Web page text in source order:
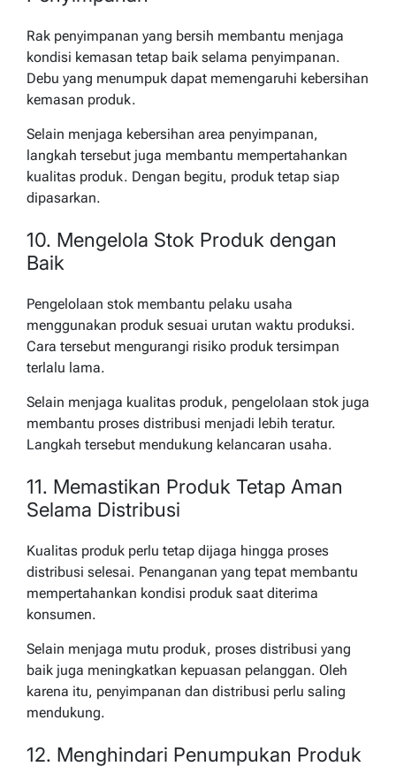
Rak penyimpanan yang bersih membantu menjaga
kondisi kemasan tetap baik selama penyimpanan.
Debu yang menumpuk dapat memengaruhi kebersihan
kemasan produk.
Selain menjaga kebersihan area penyimpanan,
langkah tersebut juga membantu mempertahankan
kualitas produk. Dengan begitu, produk tetap siap
dipasarkan.
10. Mengelola Stok Produk dengan
Baik
Pengelolaan stok membantu pelaku usaha
menggunakan produk sesuai urutan waktu produksi.
Cara tersebut mengurangi risiko produk tersimpan
terlalu lama.
Selain menjaga kualitas produk, pengelolaan stok juga
membantu proses distribusi menjadi lebih teratur.
Langkah tersebut mendukung kelancaran usaha.
11. Memastikan Produk Tetap Aman
Selama Distribusi
Kualitas produk perlu tetap dijaga hingga proses
distribusi selesai. Penanganan yang tepat membantu
mempertahankan kondisi produk saat diterima
konsumen.
Selain menjaga mutu produk, proses distribusi yang
baik juga meningkatkan kepuasan pelanggan. Oleh
karena itu, penyimpanan dan distribusi perlu saling
mendukung.
12. Menghindari Penumpukan Produk